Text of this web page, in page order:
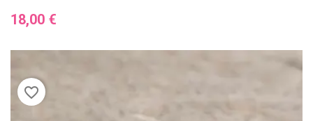
Prix
18,00 €
favorite_border